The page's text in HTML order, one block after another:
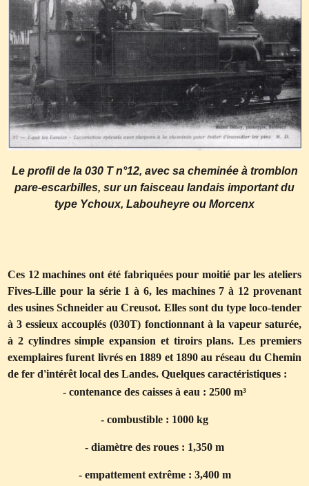
Le profil de la 030 T n°12, avec sa cheminée à tromblon
pare-escarbilles, sur un faisceau landais important du
type Ychoux, Labouheyre ou Morcenx
Ces 12 machines ont été fabriquées pour moitié par les ateliers
Fives-Lille pour la série 1 à 6, les machines 7 à 12 provenant
des usines Schneider au Creusot. Elles sont du type loco-tender
à 3 essieux accouplés (030T) fonctionnant à la vapeur saturée,
à 2 cylindres simple expansion et tiroirs plans. Les premiers
exemplaires furent livrés en 1889 et 1890 au réseau du Chemin
de fer d'intérêt local des Landes. Quelques caractéristiques :
- contenance des caisses à eau : 2500 m³
- combustible : 1000 kg
- diamètre des roues : 1,350 m
- empattement extrême : 3,400 m